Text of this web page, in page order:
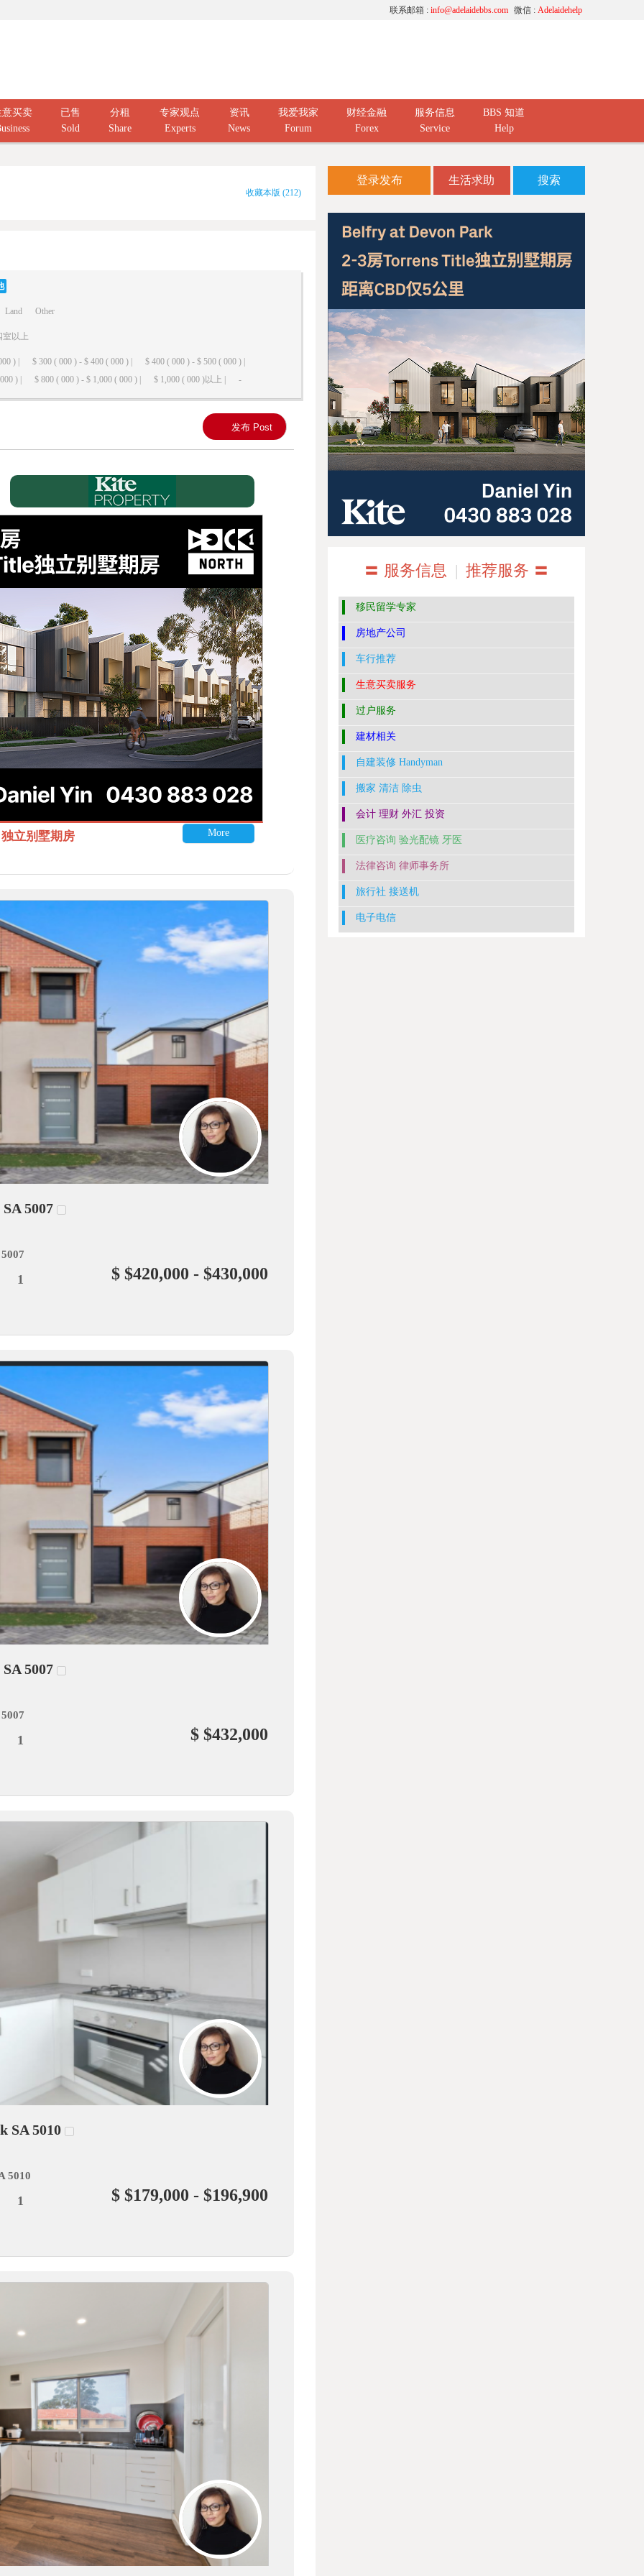
微信 : Adelaidehelp
联系邮箱 : info@adelaidebbs.com
意买卖
已售
Sold
分租
Share
专家观点
Experts
资讯
News
我爱我家
Forum
财经金融
Forex
服务信息
Service
BBS 知道
Help
收藏本版 (212)
Land Other
室以上
) | $ 300 ( 000 ) - $ 400 ( 000 ) |
$ 400 ( 000 ) - $ 500 ( 000 ) |
) |
$ 800 ( 000 ) - $ 1,000 ( 000 ) | $ 1,000 ( 000 )以上 | -
发布 Post
立别墅期房 More
5007
1 $ $420,000 - $430,000
5007
1 $ $432,000
SA 5010
5010
1 $ $179,000 - $196,900
登录发布 生活求助 搜索
〓 服务信息 | 推荐服务 〓
移民留学专家
房地产公司
车行推荐
生意买卖服务
过户服务
建材相关
自建装修 Handyman
搬家 清洁 除虫
会计 理财 外汇 投资
医疗咨询 验光配镜 牙医
法律咨询 律师事务所
旅行社 接送机
电子电信